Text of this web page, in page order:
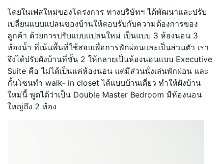
โดยในเฟสใหม่ของโครงการ ทางบริษัทฯ ได้พัฒนาและปรับ
เปลี่ยนแบบแปลนของบ้านให้ตอบรับกับความต้องการของ
ลูกค้า ด้วยการปรับแบบแปลนใหม่ เป็นแบบ 3 ห้องนอน 3
ห้องน้ำ ที่เน้นพื้นที่ใช้สอยเพื่อการพักผ่อนและเป็นส่วนตัว เรา
จึงได้ปรับผังบ้านที่ชั้น 2 ให้กลายเป็นห้องนอนแบบ Executive
Suite คือ ไม่ได้เป็นแค่ห้องนอน แต่มีส่วนนั่งเล่นพักผ่อน และ
กั้นโซนทำ walk- in closet ได้แบบบ้านเดี่ยว ทำให้ผังบ้าน
ใหม่นี้ พูดได้ว่าเป็น Double Master Bedroom มีห้องนอน
ใหญ่ถึง 2 ห้อง